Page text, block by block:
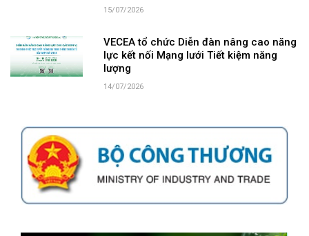
15/07/2026
VECEA tổ chức Diễn đàn nâng cao năng
lực kết nối Mạng lưới Tiết kiệm năng
lượng
14/07/2026